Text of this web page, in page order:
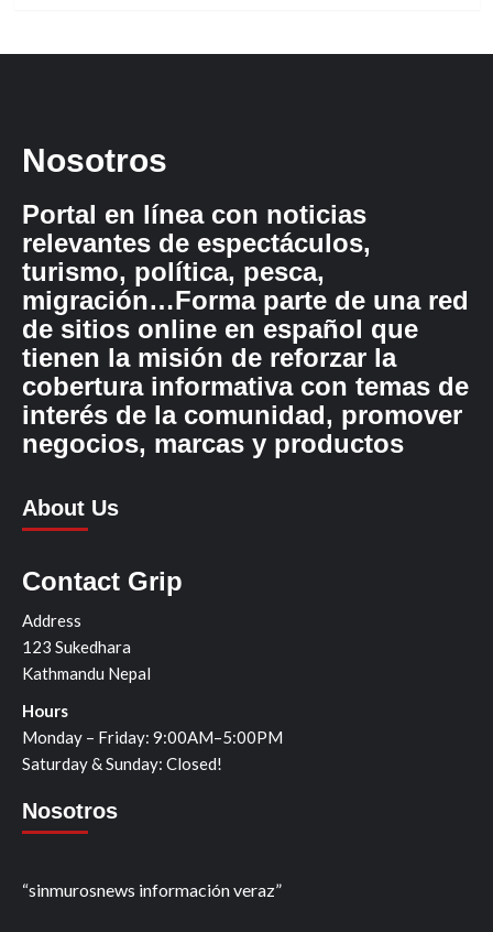
Nosotros
Portal en línea con noticias
relevantes de espectáculos,
turismo, política, pesca,
migración…Forma parte de una red
de sitios online en español que
tienen la misión de reforzar la
cobertura informativa con temas de
interés de la comunidad, promover
negocios, marcas y productos
About Us
Contact Grip
Address
123 Sukedhara
Kathmandu Nepal
Hours
Monday – Friday: 9:00AM–5:00PM
Saturday & Sunday: Closed!
Nosotros
“sinmurosnews información veraz”